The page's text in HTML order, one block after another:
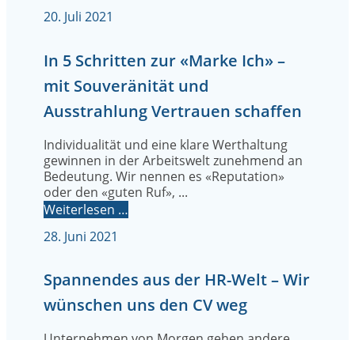
20. Juli 2021
In 5 Schritten zur «Marke Ich» –
mit Souveränität und
Ausstrahlung Vertrauen schaffen
Individualität und eine klare Werthaltung
gewinnen in der Arbeitswelt zunehmend an
Bedeutung. Wir nennen es «Reputation»
oder den «guten Ruf», ...
Weiterlesen …
28. Juni 2021
Spannendes aus der HR-Welt – Wir
wünschen uns den CV weg